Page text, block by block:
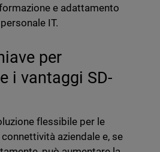
e adattamento
IT.
per
i vantaggi SD-
flessibile per le
aziendale e, se